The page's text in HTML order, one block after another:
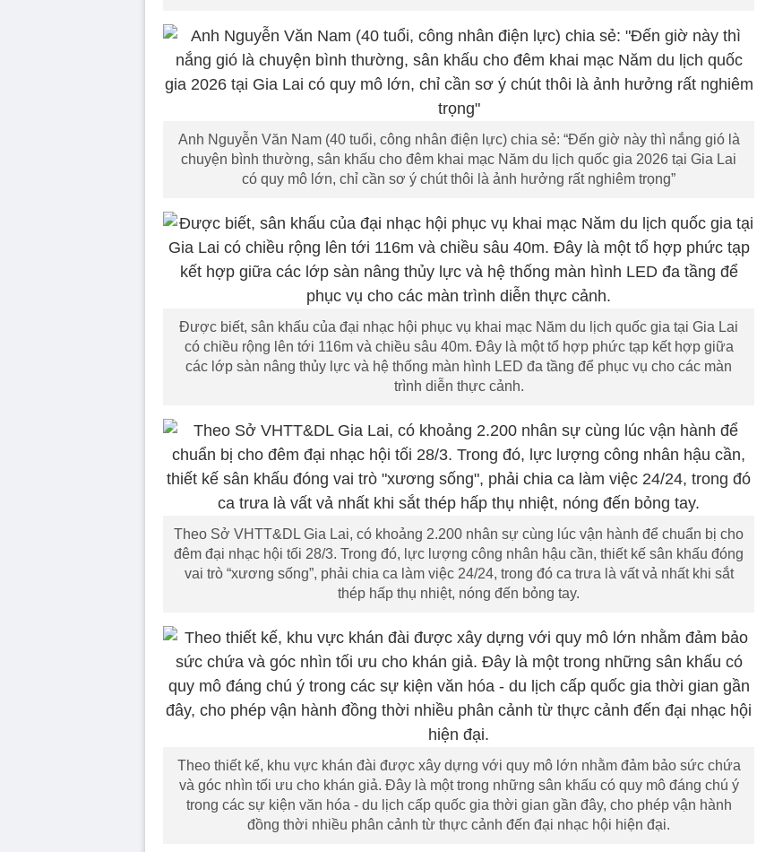
Anh Nguyễn Văn Nam (40 tuổi, công nhân điện lực) chia sẻ: “Đến giờ này thì nắng gió là
chuyện bình thường, sân khấu cho đêm khai mạc Năm du lịch quốc gia 2026 tại Gia Lai
có quy mô lớn, chỉ cần sơ ý chút thôi là ảnh hưởng rất nghiêm trọng”
Được biết, sân khấu của đại nhạc hội phục vụ khai mạc Năm du lịch quốc gia tại Gia Lai
có chiều rộng lên tới 116m và chiều sâu 40m. Đây là một tổ hợp phức tạp kết hợp giữa
các lớp sàn nâng thủy lực và hệ thống màn hình LED đa tầng để phục vụ cho các màn
trình diễn thực cảnh.
Theo Sở VHTT&DL Gia Lai, có khoảng 2.200 nhân sự cùng lúc vận hành để chuẩn bị cho
đêm đại nhạc hội tối 28/3. Trong đó, lực lượng công nhân hậu cần, thiết kế sân khấu đóng
vai trò “xương sống”, phải chia ca làm việc 24/24, trong đó ca trưa là vất vả nhất khi sắt
thép hấp thụ nhiệt, nóng đến bỏng tay.
Theo thiết kế, khu vực khán đài được xây dựng với quy mô lớn nhằm đảm bảo sức chứa
và góc nhìn tối ưu cho khán giả. Đây là một trong những sân khấu có quy mô đáng chú ý
trong các sự kiện văn hóa - du lịch cấp quốc gia thời gian gần đây, cho phép vận hành
đồng thời nhiều phân cảnh từ thực cảnh đến đại nhạc hội hiện đại.